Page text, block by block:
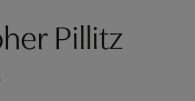
Pillitz